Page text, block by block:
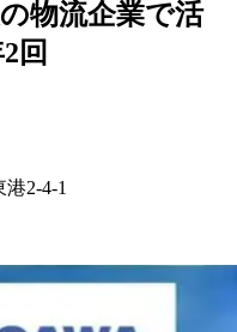
物流企業で活
回
2-4-1